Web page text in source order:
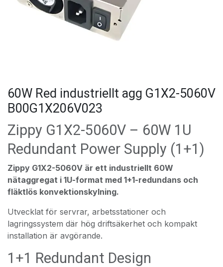
60W Red industriellt agg G1X2-5060V
B00G1X206V023
Zippy G1X2-5060V – 60W 1U
Redundant Power Supply (1+1)
Zippy G1X2-5060V är ett industriellt 60W
nätaggregat i 1U-format med 1+1-redundans och
fläktlös konvektionskylning.
Utvecklat för servrar, arbetsstationer och
lagringssystem där hög driftsäkerhet och kompakt
installation är avgörande.
1+1 Redundant Design